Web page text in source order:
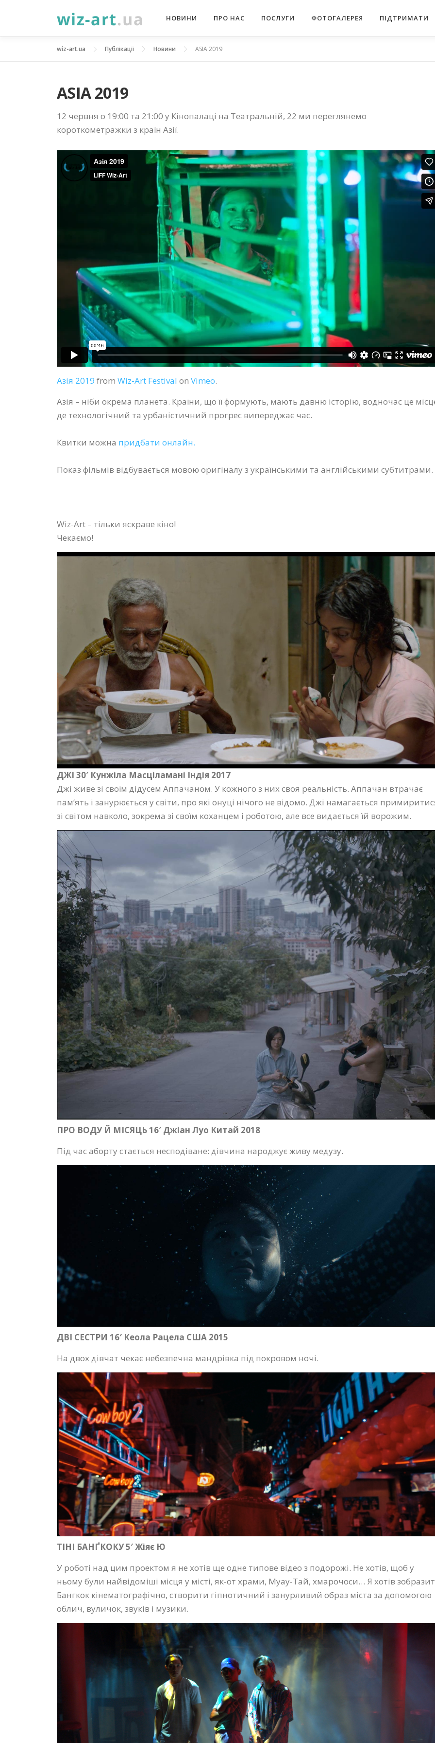
НОВИНИ ПРО НАС ПОСЛУГИ ФОТОГАЛЕРЕЯ ПІДТРИМАТИ
wiz-art.ua Публікації Новини ASIA 2019
ASIA 2019
12 червня о 19:00 та 21:00 у Кінопалаці на Театральній, 22 ми переглянемо
короткометражки з країн Азії.
Азія 2019 from Wiz-Art Festival on Vimeo.
Азія – ніби окрема планета. Країни, що її формують, мають давню історію, водночас це
де технологічний та урбаністичний прогрес випереджає час.
Квитки можна придбати онлайн.
Показ фільмів відбувається мовою оригіналу з українськими та англійськими субтитрами.
Wiz-Art – тільки яскраве кіно!
Чекаємо!
ДЖІ 30′ Кунжіла Масціламані Індія 2017
Джі живе зі своїм дідусем Аппачаном. У кожного з них своя реальність. Аппачан втрачає
пам’ять і занурюється у світи, про які онуці нічого не відомо. Джі намагається
зі світом навколо, зокрема зі своїм коханцем і роботою, але все видається їй ворожим.
ПРО ВОДУ Й МІСЯЦЬ 16′ Джіан Луо Китай 2018
Під час аборту стається несподіване: дівчина народжує живу медузу.
ДВІ СЕСТРИ 16′ Кеола Рацела США 2015
На двох дівчат чекає небезпечна мандрівка під покровом ночі.
ТІНІ БАНҐКОКУ 5′ Жіяє Ю
У роботі над цим проектом я не хотів ще одне типове відео з подорожі. Не хотів, щоб у
ньому були найвідоміші місця у місті, як-от храми, Муау-Тай, хмарочоси… Я хотів
Бангкок кінематографічно, створити гіпнотичний і занурливий образ міста за допомогою
облич, вуличок, звуків і музики.